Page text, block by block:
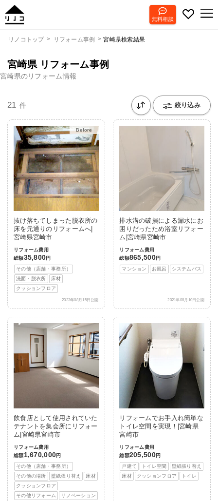
無料相談
リノコトップ リフォーム事例 宮崎県検索結果
宮崎県 リフォーム事例
宮崎県のリフォーム情報
21 件 絞り込み
After
抜け落ちてしまった脱衣所の
床を元通りのリフォームへ|
宮崎県宮崎市
リフォーム費用
総額35,800円
その他（店舗・事務所）
洗面・脱衣所
床材
クッションフロア
2023年08月15日公開
排水溝の破損による漏水にお
困りだったため浴室リフォー
ム|宮崎県宮崎市
リフォーム費用
総額865,500円
マンション
お風呂 システムバス
2021年08月10日公開
飲食店として使用されていた
テナントを集会所にリフォー
ム|宮崎県宮崎市
リフォーム費用
総額1,670,000円
その他（店舗・事務所）
その他の場所
壁紙張り替え
床材
クッションフロア
その他リフォーム
リノベーション
リフォームでお手入れ簡単な
トイレ空間を実現！|宮崎県
宮崎市
リフォーム費用
総額205,500円
戸建て
トイレ空間
壁紙張り替え
床材
クッションフロア トイレ